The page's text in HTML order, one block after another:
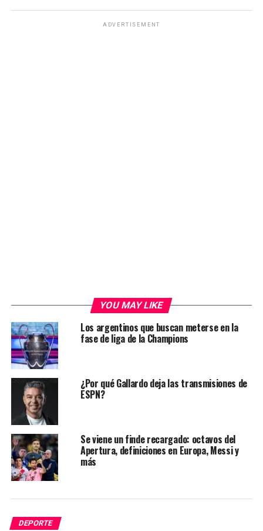
ADVERTISEMENT
YOU MAY LIKE
Los argentinos que buscan meterse en la
fase de liga de la Champions
¿Por qué Gallardo deja las transmisiones de
ESPN?
Se viene un finde recargado: octavos del
Apertura, definiciones en Europa, Messi y
más
DEPORTE